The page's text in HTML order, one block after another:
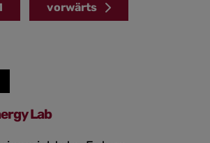
vorwärts
Lab